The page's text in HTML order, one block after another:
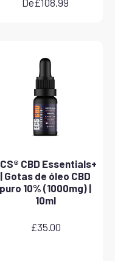
CBD Essentials+
| Gotas de óleo CBD
puro 10% (1000mg) |
10ml
£35.00